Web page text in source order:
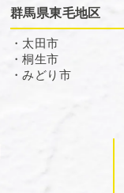
群馬県東毛地区
・太田市
・桐生市
・みどり市